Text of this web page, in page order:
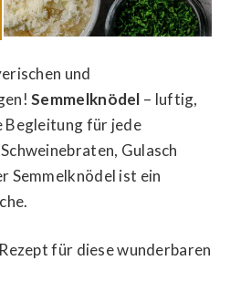
und
Semmelknödel – luftig,
Begleitung für jede
Gulasch
Semmelknödel ist ein
für diese wunderbaren